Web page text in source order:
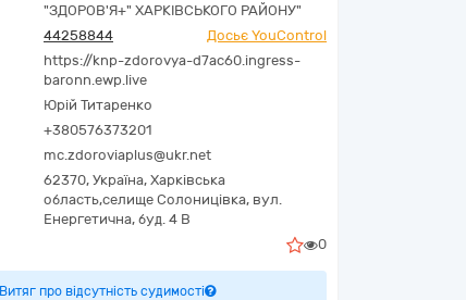
"ЗДОРОВ'Я+" ХАРКІВСЬКОГО РАЙОНУ"
44258844 Досьє YouControl
https://knp-zdorovya-d7ac60.ingress-
baronn.ewp.live
Юрій Титаренко
+380576373201
mc.zdoroviaplus@ukr.net
62370, Україна, Харківська
область,селище Солоницівка, вул.
Енергетична, буд. 4 В
0
Витяг про відсутність судимості